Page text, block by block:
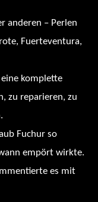
anderen – Perlen
Fuerteventura,
komplette
zu reparieren, zu
Fuchur so
empört wirkte.
es mit